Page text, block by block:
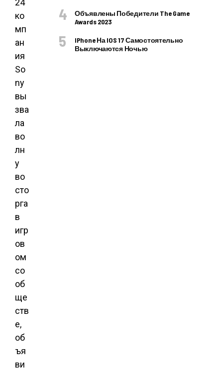
24
ко
мп
ан
ия
So
ny
вы
зва
ла
во
лн
у
во
сто
рга
в
игр
ов
ом
со
об
ще
ств
е,
об
ъя
ви
Объявлены Победители The Game
Awards 2023
IPhone На IOS 17 Самостоятельно
Выключаются Ночью